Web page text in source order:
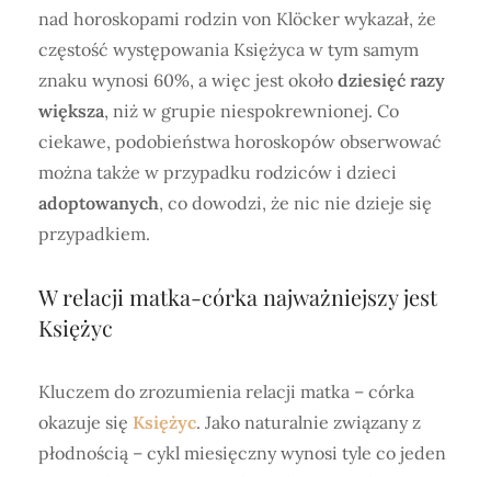
nad horoskopami rodzin von Klöcker wykazał, że
częstość występowania Księżyca w tym samym
znaku wynosi 60%, a więc jest około dziesięć razy
większa, niż w grupie niespokrewnionej. Co
ciekawe, podobieństwa horoskopów obserwować
można także w przypadku rodziców i dzieci
adoptowanych, co dowodzi, że nic nie dzieje się
przypadkiem.
W relacji matka-córka najważniejszy jest
Księżyc
Kluczem do zrozumienia relacji matka – córka
okazuje się Księżyc. Jako naturalnie związany z
płodnością – cykl miesięczny wynosi tyle co jeden